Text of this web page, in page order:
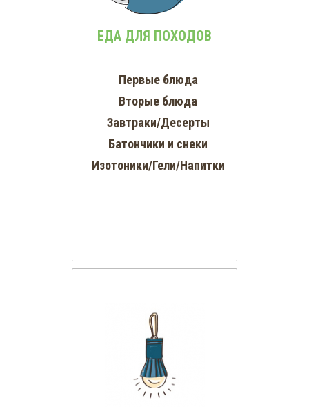
ЕДА ДЛЯ ПОХОДОВ
Первые блюда
Вторые блюда
Завтраки/Десерты
Батончики и снеки
Изотоники/Гели/Напитки